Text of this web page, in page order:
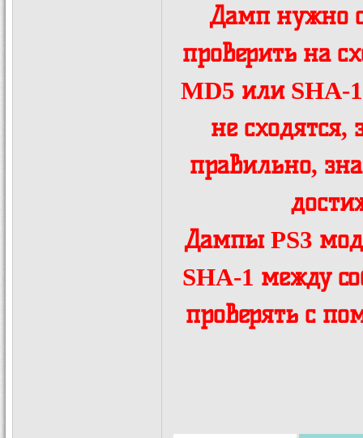
Дамп нужно
проверить на
MD5 или SHA-
не сходятся,
правильно,
Дампы PS3
SHA-1 между
проверять с